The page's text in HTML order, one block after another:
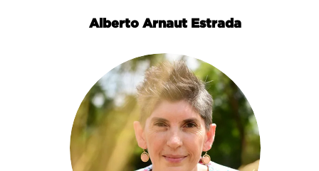
Alberto Arnaut Estrada